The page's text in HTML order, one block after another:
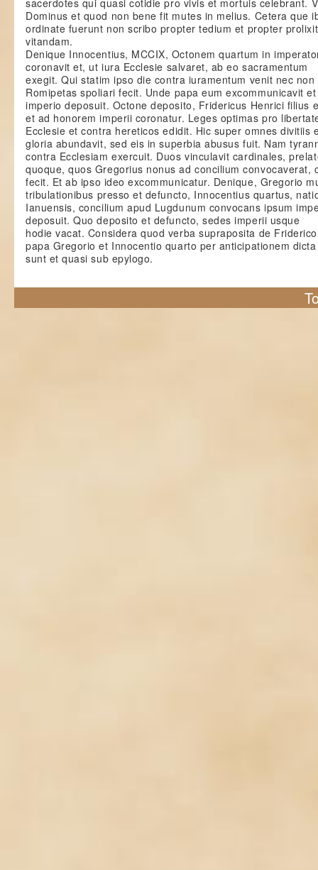
sacerdotes qui quasi cotidie pro vivis et mortuis celebrant.
Dominus et quod non bene fit mutes in melius. Cetera que
ordinate fuerunt non scribo propter tedium et propter
vitandam.
Denique Innocentius, MCCIX, Octonem quartum in
coronavit et, ut iura Ecclesie salvaret, ab eo sacramentum
exegit. Qui statim ipso die contra iuramentum venit nec non
Romipetas spoliari fecit. Unde papa eum excommunicavit
imperio deposuit. Octone deposito, Fridericus Henrici filius
et ad honorem imperii coronatur. Leges optimas pro
Ecclesie et contra hereticos edidit. Hic super omnes divitiis
gloria abundavit, sed eis in superbia abusus fuit. Nam
contra Ecclesiam exercuit. Duos vinculavit cardinales,
quoque, quos Gregorius nonus ad concilium convocaverat,
fecit. Et ab ipso ideo excommunicatur. Denique, Gregorio
tribulationibus presso et defuncto, Innocentius quartus,
Ianuensis, concilium apud Lugdunum convocans ipsum
deposuit. Quo deposito et defuncto, sedes imperii usque
hodie vacat. Considera quod verba supraposita de
papa Gregorio et Innocentio quarto per anticipationem dicta
sunt et quasi sub epylogo.